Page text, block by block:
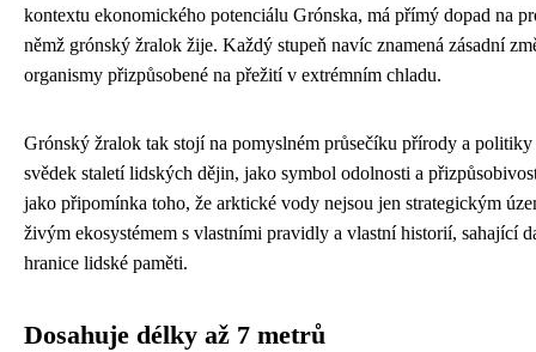
kontextu ekonomického potenciálu Grónska, má přímý dopad na
němž grónský žralok žije. Každý stupeň navíc znamená zásadní
organismy přizpůsobené na přežití v extrémním chladu.
Grónský žralok tak stojí na pomyslném průsečíku přírody a
svědek staletí lidských dějin, jako symbol odolnosti a
jako připomínka toho, že arktické vody nejsou jen strategickým
živým ekosystémem s vlastními pravidly a vlastní historií, sahající
hranice lidské paměti.
Dosahuje délky až 7 metrů